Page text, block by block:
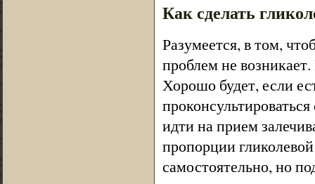
Как сделать
Разумеется, в том,
проблем не
Хорошо будет, если
идти на прием
пропорции
самостоятельно, но